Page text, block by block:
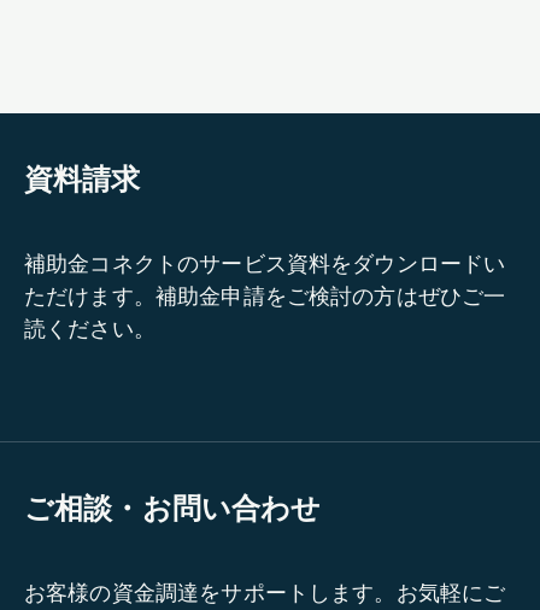
資料請求
補助金コネクトのサービス資料をダウンロードい
ただけます。補助金申請をご検討の方はぜひご一
読ください。
ご相談・お問い合わせ
お客様の資金調達をサポートします。お気軽にご